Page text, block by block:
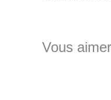
Vous